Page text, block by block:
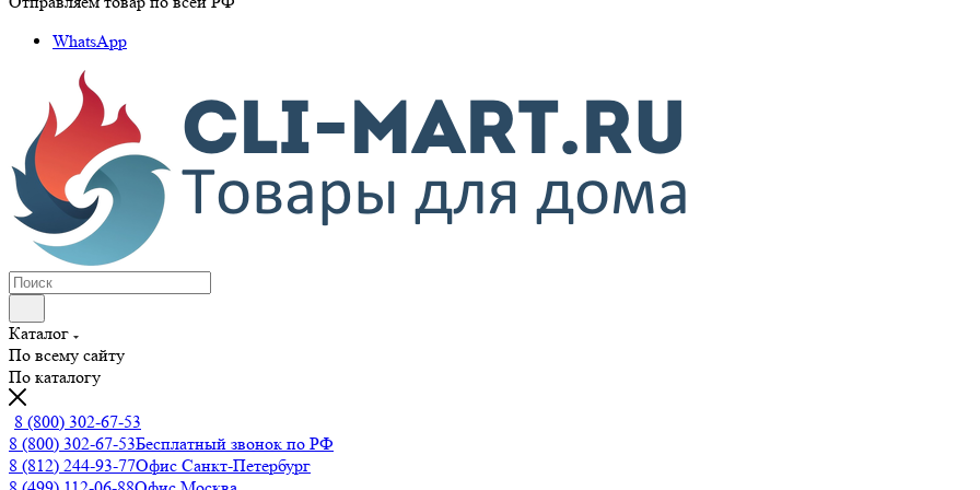
WhatsApp
Каталог
По всему сайту
По каталогу
8 (800) 302-67-53
8 (800) 302-67-53Бесплатный звонок по РФ
8 (812) 244-93-77Офис Санкт-Петербург